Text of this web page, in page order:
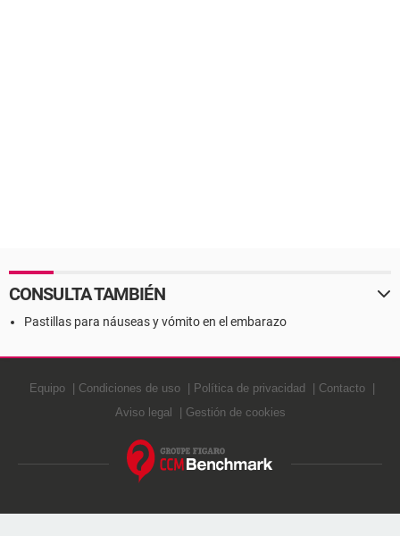
CONSULTA TAMBIÉN
Pastillas para náuseas y vómito en el embarazo
Equipo Condiciones de uso Política de privacidad
Contacto
Aviso legal
Gestión de cookies